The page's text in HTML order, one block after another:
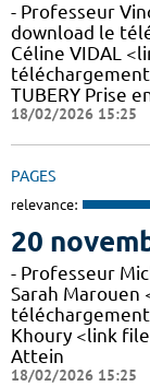
- Professeur
download le
Céline VIDAL
TUBERY Prise
18/02/2026 15:25
PAGES
relevance:
20
- Professeur
Sarah Marouen
Khoury <link
Attein
18/02/2026 15:25